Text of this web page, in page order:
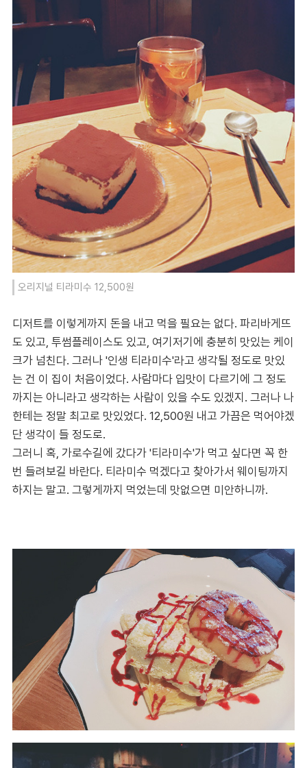
오리지널 티라미수 12,500원
디저트를 이렇게까지 돈을 내고 먹을 필요는 없다. 파리바게뜨
도 있고, 투썸플레이스도 있고, 여기저기에 충분히 맛있는 케이
크가 넘친다. 그러나 '인생 티라미수'라고 생각될 정도로 맛있
는 건 이 집이 처음이었다. 사람마다 입맛이 다르기에 그 정도
까지는 아니라고 생각하는 사람이 있을 수도 있겠지. 그러나 나
한테는 정말 최고로 맛있었다. 12,500원 내고 가끔은 먹어야겠
단 생각이 들 정도로.
그러니 혹, 가로수길에 갔다가 '티라미수'가 먹고 싶다면 꼭 한
번 들려보길 바란다. 티라미수 먹겠다고 찾아가서 웨이팅까지
하지는 말고. 그렇게까지 먹었는데 맛없으면 미안하니까.